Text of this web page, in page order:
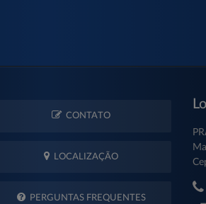
CONTATO
LOCALIZAÇÃO
PERGUNTAS FREQUENTES